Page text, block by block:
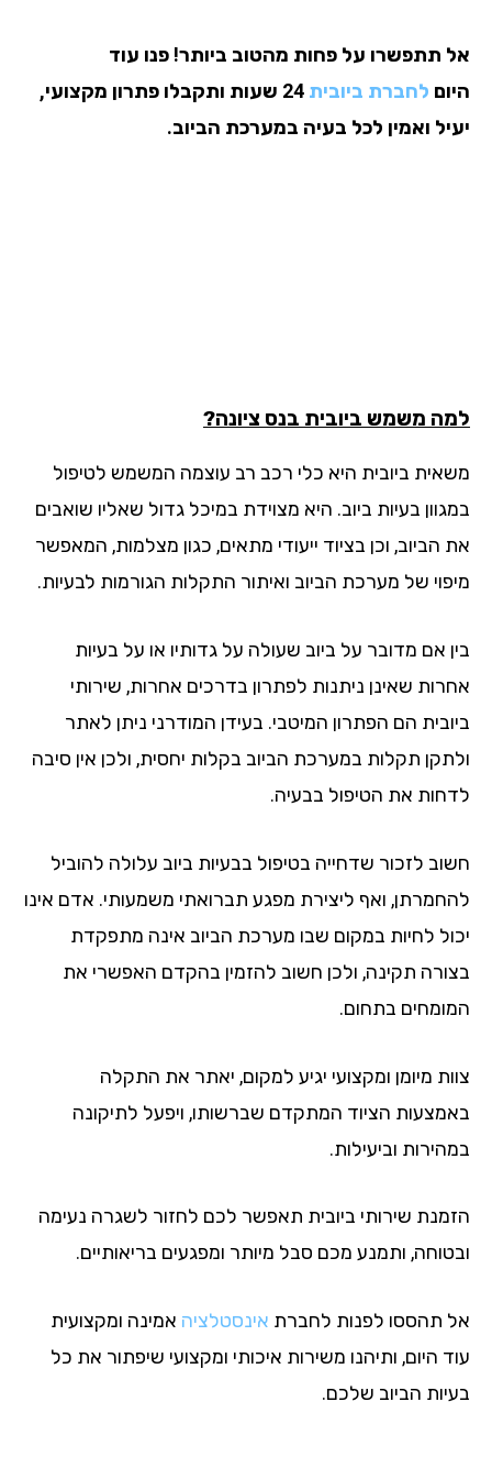
תתפשרו על פחות מהטוב ביותר! פנו עוד
לחברת ביובית
24 שעות ותקבלו פתרון מקצועי,
ואמין לכל בעיה במערכת הביוב.
משמש ביובית בנס ציונה?
ביובית היא כלי רכב רב עוצמה המשמש לטיפול
בעיות ביוב. היא מצוידת במיכל גדול שאליו שואבים
הביוב, וכן בציוד ייעודי מתאים, כגון מצלמות, המאפשר
של מערכת הביוב ואיתור התקלות הגורמות לבעיות.
אם מדובר על ביוב שעולה על גדותיו או על בעיות
שאינן ניתנות לפתרון בדרכים אחרות, שירותי
הם הפתרון המיטבי. בעידן המודרני ניתן לאתר
תקלות במערכת הביוב בקלות יחסית, ולכן אין סיבה
את הטיפול בבעיה.
לזכור שדחייה בטיפול בבעיות ביוב עלולה להוביל
ואף ליצירת מפגע תברואתי משמעותי. אדם אינו
לחיות במקום שבו מערכת הביוב אינה מתפקדת
תקינה, ולכן חשוב להזמין בהקדם האפשרי את
בתחום.
מיומן ומקצועי יגיע למקום, יאתר את התקלה
הציוד המתקדם שברשותו, ויפעל לתיקונה
וביעילות.
שירותי ביובית תאפשר לכם לחזור לשגרה נעימה
ותמנע מכם סבל מיותר ומפגעים בריאותיים.
תהססו לפנות לחברתאינסטלציהאמינה ומקצועית
היום, ותיהנו משירות איכותי ומקצועי שיפתור את כל
הביוב שלכם.